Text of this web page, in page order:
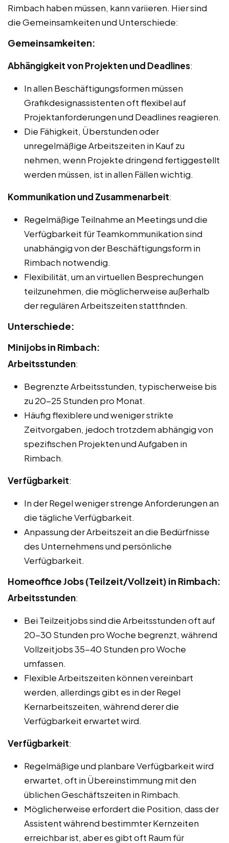
Rimbach haben müssen, kann variieren. Hier sind
die Gemeinsamkeiten und Unterschiede:
Gemeinsamkeiten:
Abhängigkeit von Projekten und Deadlines:
In allen Beschäftigungsformen müssen
Grafikdesignassistenten oft flexibel auf
Projektanforderungen und Deadlines reagieren.
Die Fähigkeit, Überstunden oder
unregelmäßige Arbeitszeiten in Kauf zu
nehmen, wenn Projekte dringend fertiggestellt
werden müssen, ist in allen Fällen wichtig.
Kommunikation und Zusammenarbeit:
Regelmäßige Teilnahme an Meetings und die
Verfügbarkeit für Teamkommunikation sind
unabhängig von der Beschäftigungsform in
Rimbach notwendig.
Flexibilität, um an virtuellen Besprechungen
teilzunehmen, die möglicherweise außerhalb
der regulären Arbeitszeiten stattfinden.
Unterschiede:
Minijobs in Rimbach:
Arbeitsstunden:
Begrenzte Arbeitsstunden, typischerweise bis
zu 20-25 Stunden pro Monat.
Häufig flexiblere und weniger strikte
Zeitvorgaben, jedoch trotzdem abhängig von
spezifischen Projekten und Aufgaben in
Rimbach.
Verfügbarkeit:
In der Regel weniger strenge Anforderungen an
die tägliche Verfügbarkeit.
Anpassung der Arbeitszeit an die Bedürfnisse
des Unternehmens und persönliche
Verfügbarkeit.
Homeoffice Jobs (Teilzeit/Vollzeit) in Rimbach:
Arbeitsstunden:
Bei Teilzeitjobs sind die Arbeitsstunden oft auf
20-30 Stunden pro Woche begrenzt, während
Vollzeitjobs 35-40 Stunden pro Woche
umfassen.
Flexible Arbeitszeiten können vereinbart
werden, allerdings gibt es in der Regel
Kernarbeitszeiten, während derer die
Verfügbarkeit erwartet wird.
Verfügbarkeit:
Regelmäßige und planbare Verfügbarkeit wird
erwartet, oft in Übereinstimmung mit den
üblichen Geschäftszeiten in Rimbach.
Möglicherweise erfordert die Position, dass der
Assistent während bestimmter Kernzeiten
erreichbar ist, aber es gibt oft Raum für